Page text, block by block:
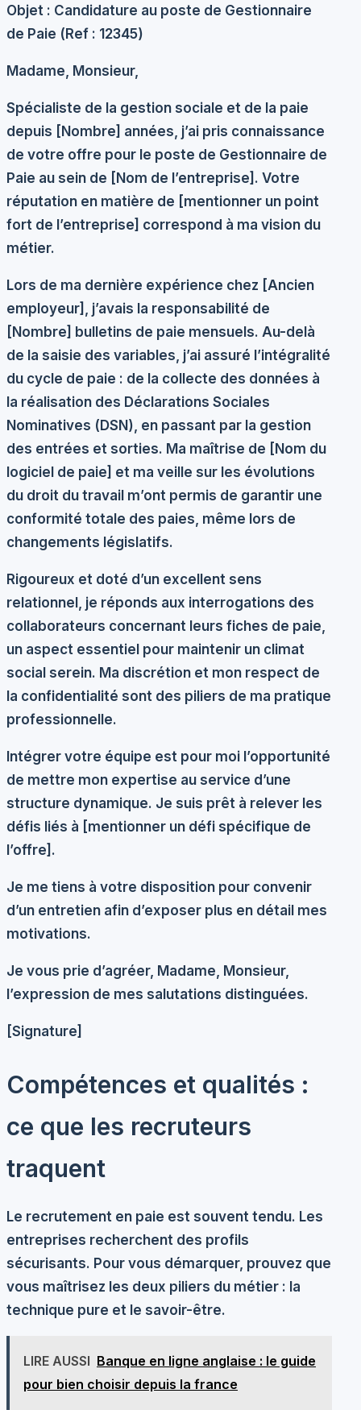
Objet : Candidature au poste de Gestionnaire
de Paie (Ref : 12345)
Madame, Monsieur,
Spécialiste de la gestion sociale et de la paie
depuis [Nombre] années, j’ai pris connaissance
de votre offre pour le poste de Gestionnaire de
Paie au sein de [Nom de l’entreprise]. Votre
réputation en matière de [mentionner un point
fort de l’entreprise] correspond à ma vision du
métier.
Lors de ma dernière expérience chez [Ancien
employeur], j’avais la responsabilité de
[Nombre] bulletins de paie mensuels. Au-delà
de la saisie des variables, j’ai assuré l’intégralité
du cycle de paie : de la collecte des données à
la réalisation des Déclarations Sociales
Nominatives (DSN), en passant par la gestion
des entrées et sorties. Ma maîtrise de [Nom du
logiciel de paie] et ma veille sur les évolutions
du droit du travail m’ont permis de garantir une
conformité totale des paies, même lors de
changements législatifs.
Rigoureux et doté d’un excellent sens
relationnel, je réponds aux interrogations des
collaborateurs concernant leurs fiches de paie,
un aspect essentiel pour maintenir un climat
social serein. Ma discrétion et mon respect de
la confidentialité sont des piliers de ma pratique
professionnelle.
Intégrer votre équipe est pour moi l’opportunité
de mettre mon expertise au service d’une
structure dynamique. Je suis prêt à relever les
défis liés à [mentionner un défi spécifique de
l’offre].
Je me tiens à votre disposition pour convenir
d’un entretien afin d’exposer plus en détail mes
motivations.
Je vous prie d’agréer, Madame, Monsieur,
l’expression de mes salutations distinguées.
[Signature]
Compétences et qualités :
ce que les recruteurs
traquent
Le recrutement en paie est souvent tendu. Les
entreprises recherchent des profils
sécurisants. Pour vous démarquer, prouvez que
vous maîtrisez les deux piliers du métier : la
technique pure et le savoir-être.
LIRE AUSSI Banque en ligne anglaise : le guide
pour bien choisir depuis la france